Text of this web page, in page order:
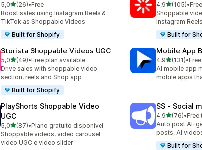
5,0de 5 estrelas
(26)
26 total de avaliações
•Free
Boost sales using Instagram Reels &
TikTok as Shoppable Videos
Built for Shopify
4,9de 5 estrelas
(105)
105 total de
•
Shoppable
Instagram Reels
Built for
Storista Shoppable Videos UGC
5,0de 5 estrelas
(49)
49 total de avaliações
•Free plan available
Drive sales with shoppable video
section, reels and Shop app
Built for Shopify
Mobile App
4,9de 5 estrelas
(131)
131 total de
•
AI mobile app
mobile apps
PlayShorts Shoppable Video
UGC
5,0de 5 estrelas
(87)
87 total de avaliações
•Plano gratuito disponível
Shoppable videos, video carousel,
video UGC e video slider
SS ‑ Social
4,9de 5 estrelas
(76)
76 total de
•Free
Auto post AI-
posts, AI
Built for